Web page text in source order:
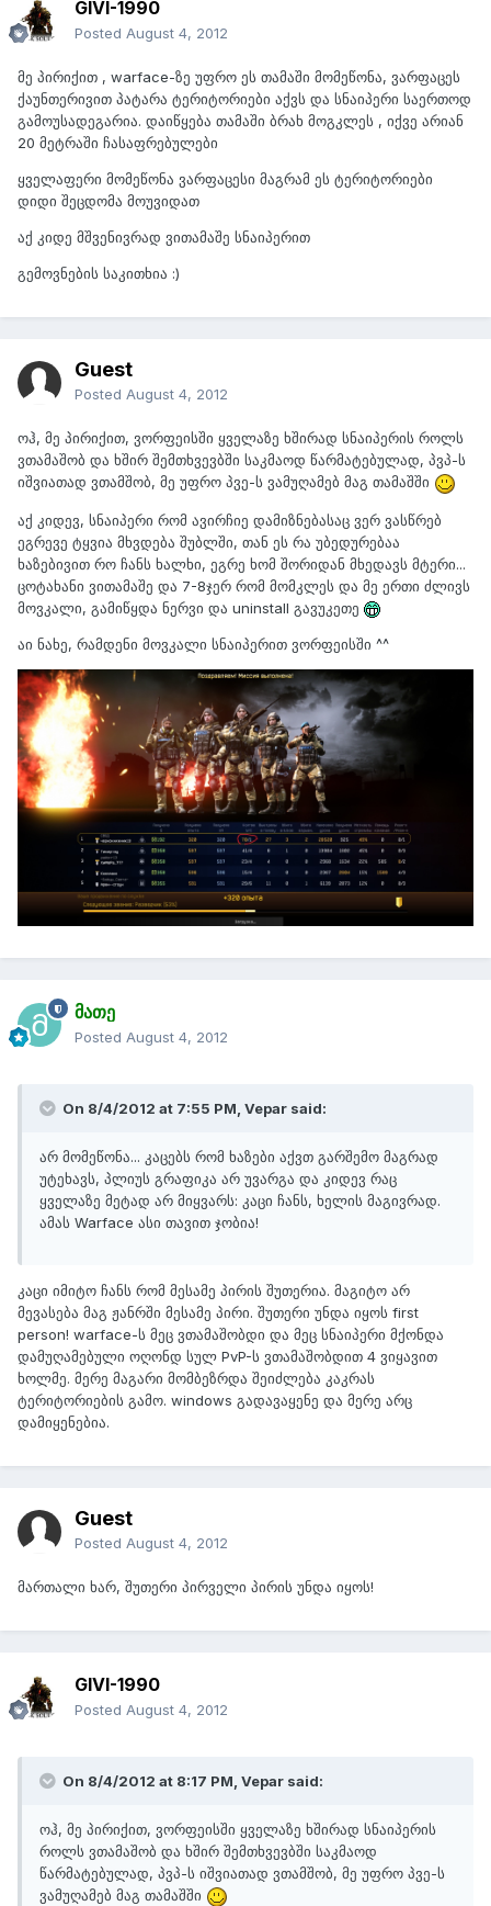
GIVI-1990
Posted August 4, 2012
მე პირიქით , warface-ზე უფრო ეს თამაში მომეწონა, ვარფაცეს
ქაუნთერივით პატარა ტერიტორიები აქვს და სნაიპერი საერთოდ
გამოუსადეგარია. დაიწყება თამაში ბრახ მოგკლეს , იქვე არიან
20 მეტრაში ჩასაფრებულები
ყველაფერი მომეწონა ვარფაცესი მაგრამ ეს ტერიტორიები
დიდი შეცდომა მოუვიდათ
აქ კიდე მშვენივრად ვითამაშე სნაიპერით
გემოვნების საკითხია :)
Guest
Posted August 4, 2012
ოჰ, მე პირიქით, ვორფეისში ყველაზე ხშირად სნაიპერის როლს
ვთამაშობ და ხშირ შემთხვევბში საკმაოდ წარმატებულად, პვპ-ს
იშვიათად ვთამშობ, მე უფრო პვე-ს ვამუღამებ მაგ თამაშში
აქ კიდევ, სნაიპერი რომ ავირჩიე დამიზნებასაც ვერ ვასწრებ
ეგრევე ტყვია მხვდება შუბლში, თან ეს რა უბედურებაა
ხაზებივით რო ჩანს ხალხი, ეგრე ხომ შორიდან მხედავს მტერი...
ცოტახანი ვითამაშე და 7-8ჯერ რომ მომკლეს და მე ერთი ძლივს
მოვკალი, გამიწყდა ნერვი და uninstall გავუკეთე
აი ნახე, რამდენი მოვკალი სნაიპერით ვორფეისში ^^
მათე
Posted August 4, 2012
On 8/4/2012 at 7:55 PM, Vepar said:
არ მომეწონა... კაცებს რომ ხაზები აქვთ გარშემო მაგრად
უტეხავს, პლიუს გრაფიკა არ უვარგა და კიდევ რაც
ყველაზე მეტად არ მიყვარს: კაცი ჩანს, ხელის მაგივრად.
ამას Warface ასი თავით ჯობია!
კაცი იმიტო ჩანს რომ მესამე პირის შუთერია. მაგიტო არ
მევასება მაგ ჟანრში მესამე პირი. შუთერი უნდა იყოს first
person! warface-ს მეც ვთამაშობდი და მეც სნაიპერი მქონდა
დამუღამებული ოღონდ სულ PvP-ს ვთამაშობდით 4 ვიყავით
ხოლმე. მერე მაგარი მომბეზრდა შეიძლება კაკრას
ტერიტორიების გამო. windows გადავაყენე და მერე არც
დამიყენებია.
Guest
Posted August 4, 2012
მართალი ხარ, შუთერი პირველი პირის უნდა იყოს!
GIVI-1990
Posted August 4, 2012
On 8/4/2012 at 8:17 PM, Vepar said:
ოჰ, მე პირიქით, ვორფეისში ყველაზე ხშირად სნაიპერის
როლს ვთამაშობ და ხშირ შემთხვევბში საკმაოდ
წარმატებულად, პვპ-ს იშვიათად ვთამშობ, მე უფრო პვე-ს
ვამუღამებ მაგ თამაშში